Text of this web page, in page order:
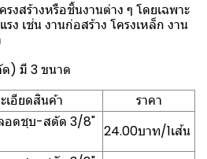
งสร้างหรือชิ้นงานต่าง ๆ โดยเฉพาะ
ง เช่น งานก่อสร้าง โครงเหล็ก งาน
) มี 3 ขนาด
เอียดสินค้า
ราคา
อดชุบ-สตัด 3/8"
24.00บาท/1เส้น